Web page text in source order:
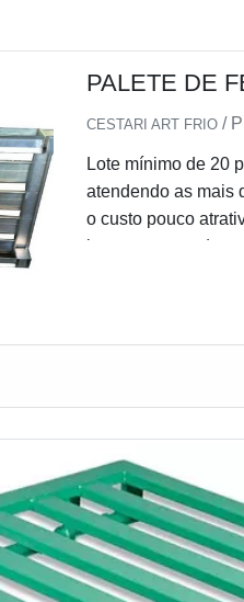
PALETE DE
CESTARI ART FRIO /
Lote mínimo de 20
atendendo as mais
o custo pouco
justo no mercado,
concorrência.O